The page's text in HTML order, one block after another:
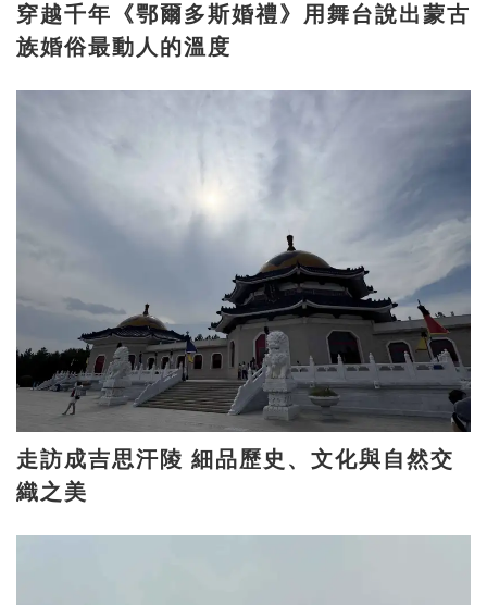
穿越千年《鄂爾多斯婚禮》用舞台說出蒙古
族婚俗最動人的溫度
走訪成吉思汗陵 細品歷史、文化與自然交
織之美